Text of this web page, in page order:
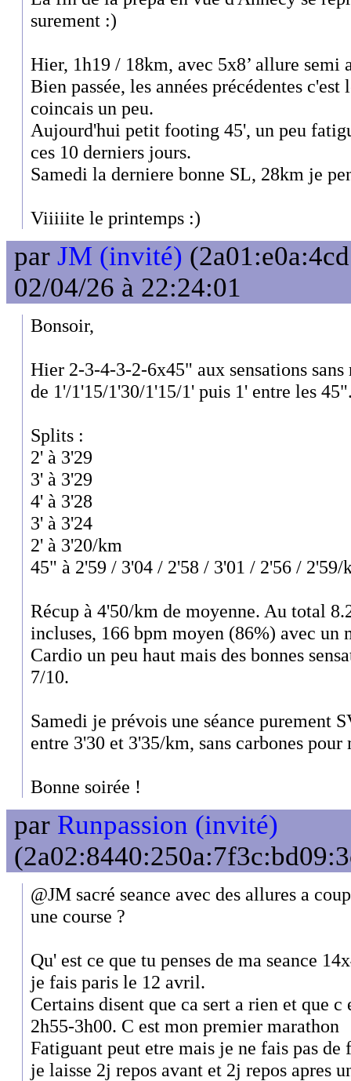
surement :)
Hier, 1h19 / 18km, avec 5x8’ allure semi
Bien passée, les années précédentes c'est
coincais un peu.
Aujourd'hui petit footing 45', un peu
ces 10 derniers jours.
Samedi la derniere bonne SL, 28km je
Viiiiite le printemps :)
par JM (invité)
02/04/26 à 22:24:01
Bonsoir,
Hier 2-3-4-3-2-6x45" aux sensations
de 1'/1'15/1'30/1'15/1' puis 1' entre les
Splits :
2' à 3'29
3' à 3'29
4' à 3'28
3' à 3'24
2' à 3'20/km
45" à 2'59 / 3'04 / 2'58 / 3'01 / 2'56 / 2'59/
Récup à 4'50/km de moyenne. Au total
incluses, 166 bpm moyen (86%) avec un
Cardio un peu haut mais des bonnes
7/10.
Samedi je prévois une séance purement
entre 3'30 et 3'35/km, sans carbones
Bonne soirée !
par Runpassion (invité)
@JM sacré seance avec des allures a
une course ?
Qu' est ce que tu penses de ma seance
je fais paris le 12 avril.
Certains disent que ca sert a rien et que c
2h55-3h00. C est mon premier marathon
Fatiguant peut etre mais je ne fais pas
je laisse 2j repos avant et 2j repos apres